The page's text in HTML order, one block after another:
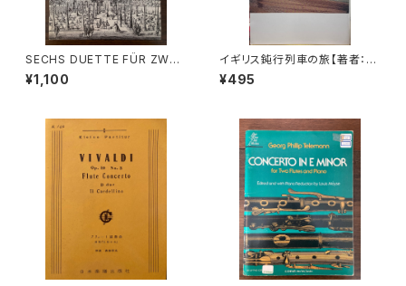
SECHS DUETTE FÜR ZWEI
ALTBLÖCKFLÖTEN Ⅰ【著
者：Johann Joachim Quant
¥1,100
イギリス鈍行列車の旅【著者：小
池滋】出版社：NTT出版 1997
年
¥495